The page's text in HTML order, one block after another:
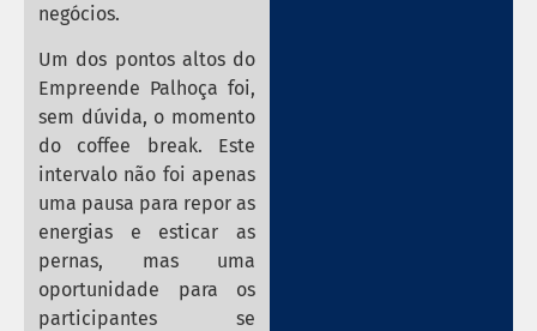
negócios.
Um dos pontos altos do
Empreende Palhoça foi,
sem dúvida, o momento
do coffee break. Este
intervalo não foi apenas
uma pausa para repor as
energias e esticar as
pernas, mas uma
oportunidade para os
participantes se